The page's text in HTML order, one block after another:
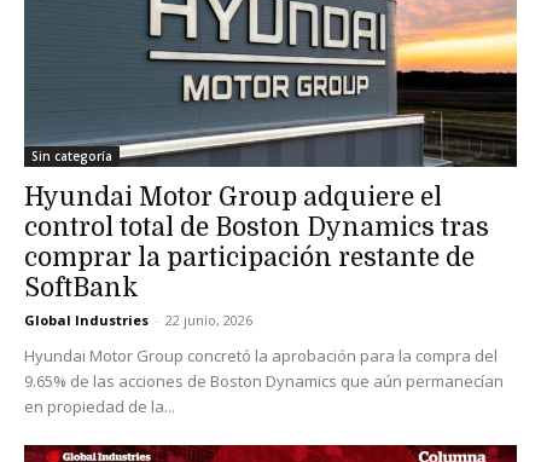
Sin categoría
Hyundai Motor Group adquiere el
control total de Boston Dynamics tras
comprar la participación restante de
SoftBank
Global Industries - 22 junio, 2026
Hyundai Motor Group concretó la aprobación para la compra del
9.65% de las acciones de Boston Dynamics que aún permanecían
en propiedad de la...